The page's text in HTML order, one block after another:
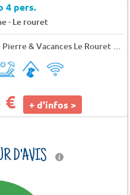
4 pers.
- Le rouret
Village Pierre & Vacances Le Rouret
€ + d'infos >
D'AVIS